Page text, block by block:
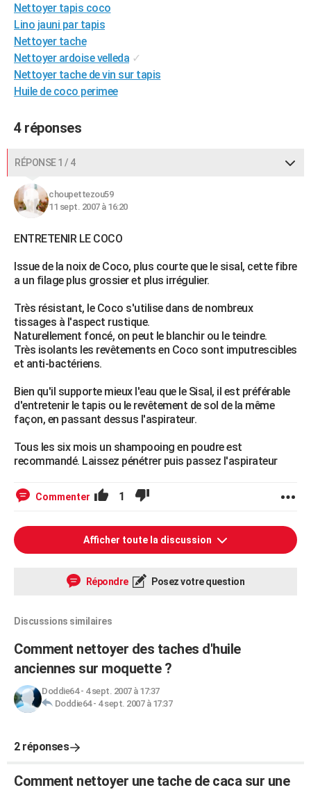
Destinations
City break
Voyage nature
Voyage de noces
Forum
Climat
+PHOTO
GUIDES D'ACHAT
BONS PLANS
CARTE DE VOEUX
Carte de Noël
Carte Bonne année
Carte Saint-Valentin
Carte Pâques
Carte d'anniversaire
DICTIONNAIRE
Dictionnaire
Biographies
Citations
Expressions
Proverbes
PROGRAMME TV
COPAINS D'AVANT
S'inscrire
Se connecter
Lycées
Collèges
Primaires
Universités
Entreprises
Service militaire
Avis de recherche
AVIS DE DÉCÈS
FORUM
Bricolage
Lifestyle
Culture
Sport
Auto
Television
Voyage
Cinema
Nettoyer tapis coco
Lino jauni par tapis
Nettoyer tache
Nettoyer ardoise velleda ✓
Nettoyer tache de vin sur tapis
Huile de coco perimee
4 réponses
RÉPONSE 1 / 4
choupettezou59
11 sept. 2007 à 16:20
ENTRETENIR LE COCO
Issue de la noix de Coco, plus courte que le sisal, cette fibre
a un filage plus grossier et plus irrégulier.
Très résistant, le Coco s'utilise dans de nombreux
tissages à l'aspect rustique.
Naturellement foncé, on peut le blanchir ou le teindre.
Très isolants les revêtements en Coco sont imputrescibles
et anti-bactériens.
Bien qu'il supporte mieux l'eau que le Sisal, il est préférable
d'entretenir le tapis ou le revêtement de sol de la même
façon, en passant dessus l'aspirateur.
Tous les six mois un shampooing en poudre est
recommandé. Laissez pénétrer puis passez l'aspirateur
Commenter 1
Afficher toute la discussion
Répondre Posez votre question
Discussions similaires
Comment nettoyer des taches d'huile
anciennes sur moquette ?
Doddie64- 4 sept. 2007 à 17:37
Doddie64- 4 sept. 2007 à 17:37
2 réponses
Comment nettoyer une tache de caca sur une